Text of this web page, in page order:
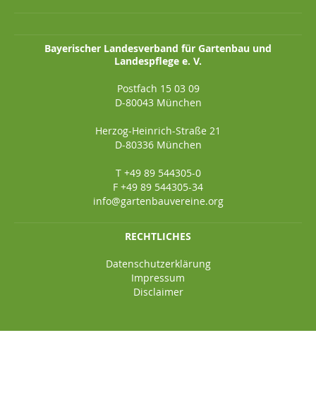
Bayerischer Landesverband für Gartenbau und
Landespflege e. V.
Postfach 15 03 09
D-80043 München
Herzog-Heinrich-Straße 21
D-80336 München
T +49 89 544305-0
F +49 89 544305-34
info@gartenbauvereine.org
RECHTLICHES
Datenschutzerklärung
Impressum
Disclaimer